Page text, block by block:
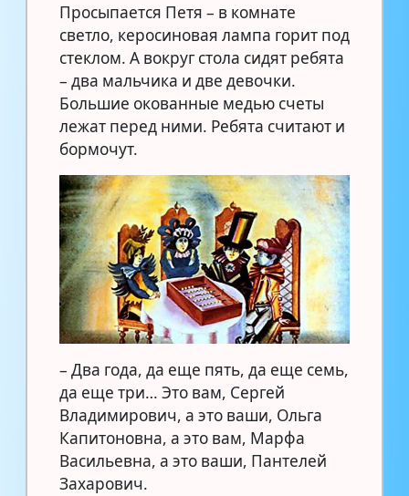
Просыпается Петя – в комнате
светло, керосиновая лампа горит под
стеклом. А вокруг стола сидят ребята
– два мальчика и две девочки.
Большие окованные медью счеты
лежат перед ними. Ребята считают и
бормочут.
– Два года, да еще пять, да еще семь,
да еще три… Это вам, Сергей
Владимирович, а это ваши, Ольга
Капитоновна, а это вам, Марфа
Васильевна, а это ваши, Пантелей
Захарович.